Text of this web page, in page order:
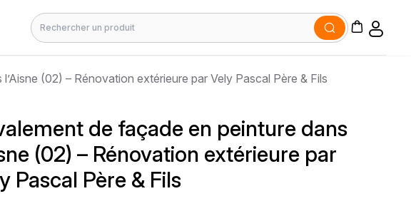
Rechercher
(02) – Rénovation extérieure par Vely Pascal Père & Fils
de façade en peinture dans
(02) – Rénovation extérieure par
Pascal Père & Fils